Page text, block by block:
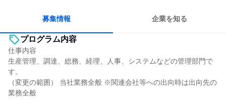
募集情報 企業を知る
プログラム内容
仕事内容
生産管理、調達、総務、経理、人事、システムなどの管理部門で
す。
（変更の範囲） 当社業務全般 ※関連会社等への出向時は出向先の
業務全般